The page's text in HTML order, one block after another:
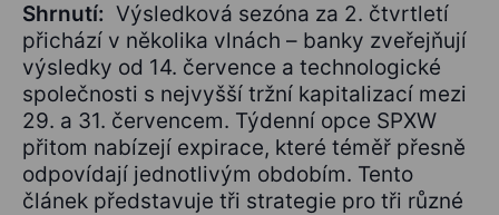
Shrnutí: Výsledková sezóna za 2. čtvrtletí
přichází v několika vlnách – banky zveřejňují
výsledky od 14. července a technologické
společnosti s nejvyšší tržní kapitalizací mezi
29. a 31. červencem. Týdenní opce SPXW
přitom nabízejí expirace, které téměř přesně
odpovídají jednotlivým obdobím. Tento
článek představuje tři strategie pro tři různé